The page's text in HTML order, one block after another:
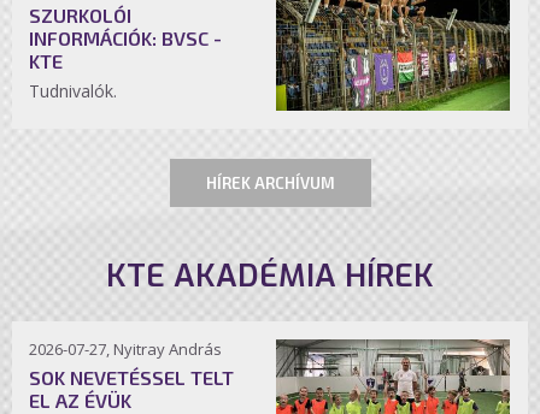
SZURKOLÓI
INFORMÁCIÓK: BVSC -
KTE
Tudnivalók.
HÍREK ARCHÍVUM
KTE AKADÉMIA HÍREK
2026-07-27, Nyitray András
SOK NEVETÉSSEL TELT
EL AZ ÉVÜK